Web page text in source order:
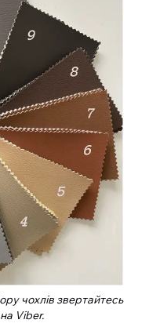
чохлів звертайтесь
Viber.